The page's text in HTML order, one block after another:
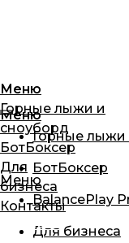
Меню
Горные лыжи и
сноуборд
БотБоксер
Для
бизнеса
Контакты
Каталог
Меню
Купить
Каталог
Меню
Горные лыжи
БотБоксер
BalancePlay
Для бизнеса